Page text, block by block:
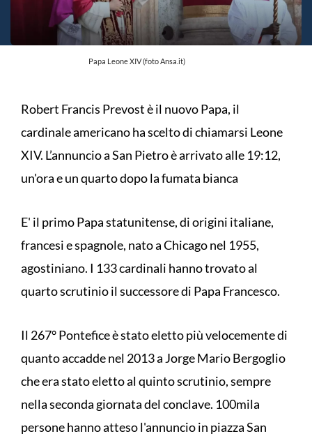
Papa Leone XIV (foto Ansa.it)
Robert Francis Prevost è il nuovo Papa, il
cardinale americano ha scelto di chiamarsi Leone
XIV. L’annuncio a San Pietro è arrivato alle 19:12,
un'ora e un quarto dopo la fumata bianca
E' il primo Papa statunitense, di origini italiane,
francesi e spagnole, nato a Chicago nel 1955,
agostiniano. I 133 cardinali hanno trovato al
quarto scrutinio il successore di Papa Francesco.
Il 267° Pontefice è stato eletto più velocemente di
quanto accadde nel 2013 a Jorge Mario Bergoglio
che era stato eletto al quinto scrutinio, sempre
nella seconda giornata del conclave. 100mila
persone hanno atteso l'annuncio in piazza San